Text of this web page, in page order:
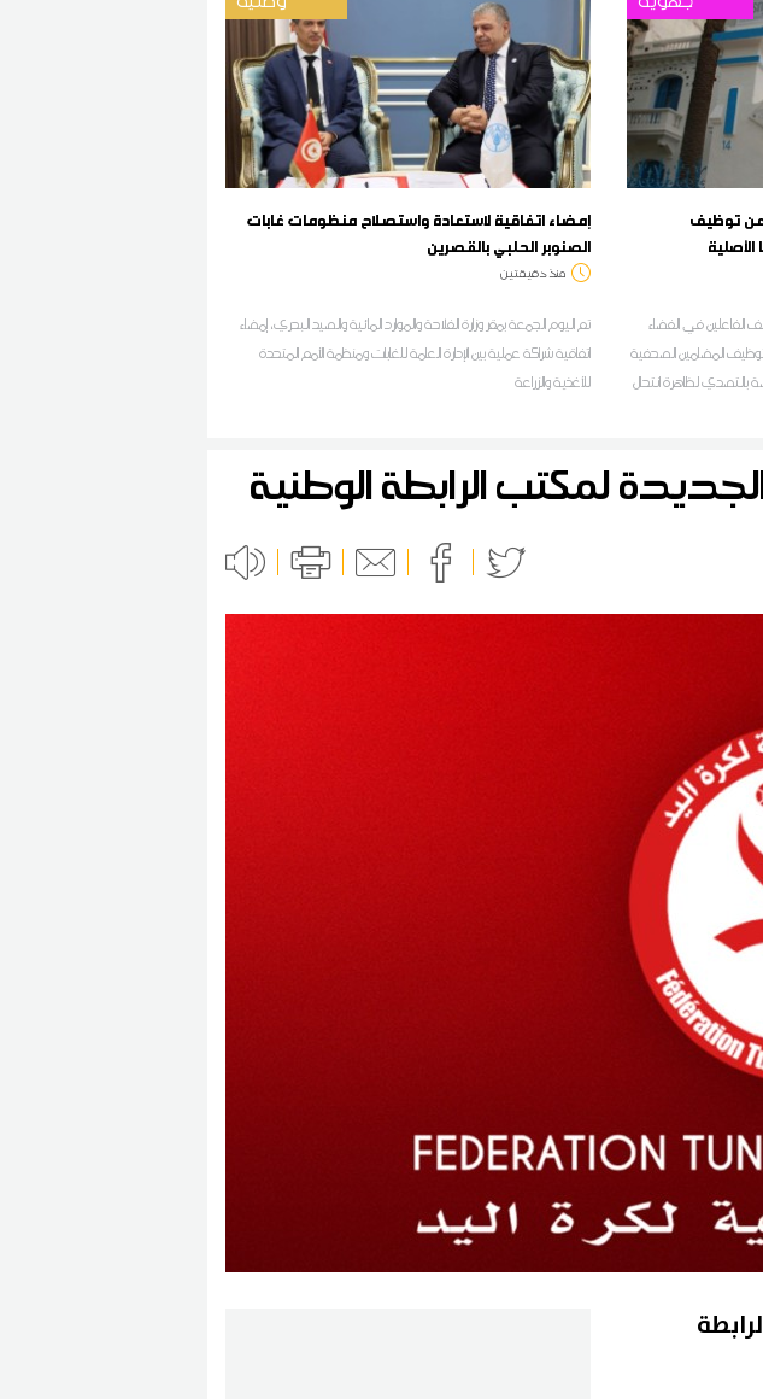
إمضاء اتفاقية لاستعادة واستصلاح منظومات غابات
الصنوبر الحلبي بالقصرين
منذ دقيقتين
تم اليوم الجمعة بمقر وزارة الفلاحة والموارد المائية والصيد البحري، إمضاء
اتفاقية شراكة عملية بين الإدارة العامة للغابات ومنظمة الأمم المتحدة
للأغذية والزراعة
عن توظيف
الفاعلين في الفضاء
توظيف المضامين الصحفية
بالتصدي لظاهرة انتحال
لمكتب الرابطة الوطنية